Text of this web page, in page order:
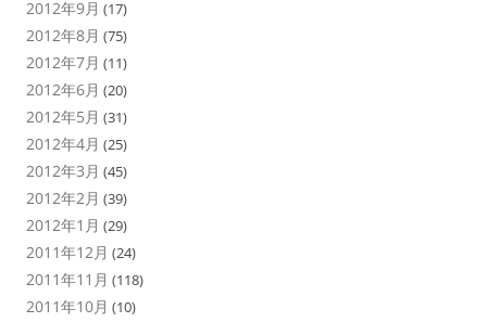
2012年9月 (17)
2012年8月 (75)
2012年7月 (11)
2012年6月 (20)
2012年5月 (31)
2012年4月 (25)
2012年3月 (45)
2012年2月 (39)
2012年1月 (29)
2011年12月 (24)
2011年11月 (118)
2011年10月 (10)